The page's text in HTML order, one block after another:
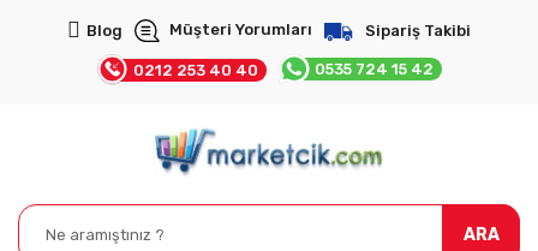
Blog Müşteri Yorumları Sipariş Takibi
0212 253 40 40 0535 724 15 42
ARA